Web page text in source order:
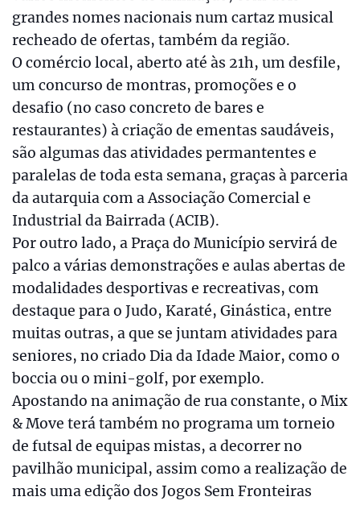
grandes nomes nacionais num cartaz musical
recheado de ofertas, também da região.
O comércio local, aberto até às 21h, um desfile,
um concurso de montras, promoções e o
desafio (no caso concreto de bares e
restaurantes) à criação de ementas saudáveis,
são algumas das atividades permantentes e
paralelas de toda esta semana, graças à parceria
da autarquia com a Associação Comercial e
Industrial da Bairrada (ACIB).
Por outro lado, a Praça do Município servirá de
palco a várias demonstrações e aulas abertas de
modalidades desportivas e recreativas, com
destaque para o Judo, Karaté, Ginástica, entre
muitas outras, a que se juntam atividades para
seniores, no criado Dia da Idade Maior, como o
boccia ou o mini-golf, por exemplo.
Apostando na animação de rua constante, o Mix
& Move terá também no programa um torneio
de futsal de equipas mistas, a decorrer no
pavilhão municipal, assim como a realização de
mais uma edição dos Jogos Sem Fronteiras